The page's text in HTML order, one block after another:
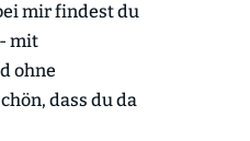
mir findest du
mit
ohne
dass du da